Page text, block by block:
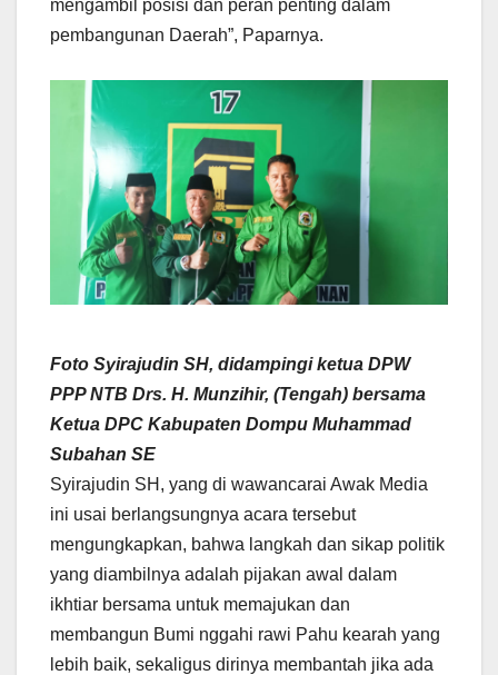
mengambil posisi dan peran penting dalam
pembangunan Daerah”, Paparnya.
Foto Syirajudin SH, didampingi ketua DPW
PPP NTB Drs. H. Munzihir, (Tengah) bersama
Ketua DPC Kabupaten Dompu Muhammad
Subahan SE
Syirajudin SH, yang di wawancarai Awak Media
ini usai berlangsungnya acara tersebut
mengungkapkan, bahwa langkah dan sikap politik
yang diambilnya adalah pijakan awal dalam
ikhtiar bersama untuk memajukan dan
membangun Bumi nggahi rawi Pahu kearah yang
lebih baik, sekaligus dirinya membantah jika ada